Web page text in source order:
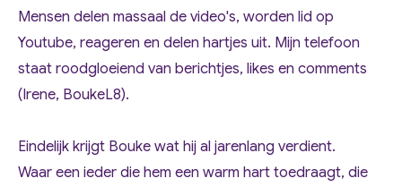
Mensen delen massaal de video's, worden lid op
Youtube, reageren en delen hartjes uit. Mijn telefoon
staat roodgloeiend van berichtjes, likes en comments
(Irene, BoukeL8).
Eindelijk krijgt Bouke wat hij al jarenlang verdient.
Waar een ieder die hem een warm hart toedraagt, die